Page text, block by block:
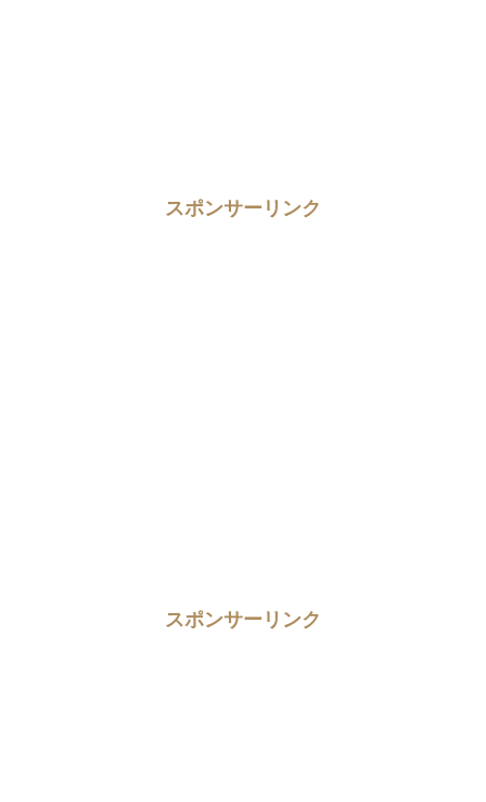
スポンサーリンク
スポンサーリンク